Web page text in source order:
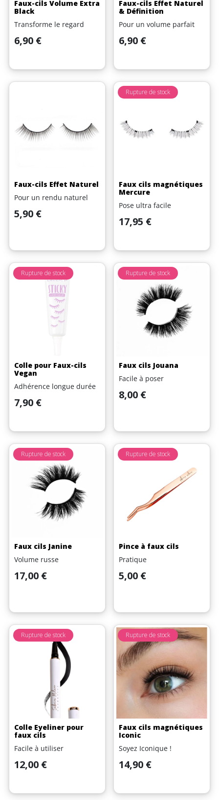
Faux-cils Volume Extra
Black
Transforme le regard
Prix
6,90 €
Faux-cils Effet Naturel
& Définition
Pour un volume parfait
Prix
6,90 €
Faux-cils Effet Naturel
Pour un rendu naturel
Prix
5,90 €
Faux cils magnétiques
Mercure
Pose ultra facile
Prix
17,95 €
Rupture de stock
Colle pour Faux-cils
Vegan
Adhérence longue durée
Prix
7,90 €
Rupture de stock
Faux cils Jouana
Facile à poser
Prix
8,00 €
Rupture de stock
Faux cils Janine
Volume russe
Prix
17,00 €
Rupture de stock
Pince à faux cils
Pratique
Prix
5,00 €
Rupture de stock
Colle Eyeliner pour
faux cils
Facile à utiliser
Prix
12,00 €
Rupture de stock
Faux cils magnétiques
Iconic
Soyez Iconique !
Prix
14,90 €
Rupture de stock